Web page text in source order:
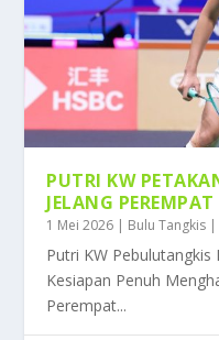
PUTRI KW
JELANG
1 Mei 2026 | Bulu Tangkis
Putri KW
Kesiapan Penuh
Perempat...